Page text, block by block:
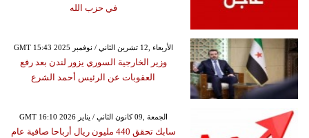
في حزب الله
GMT 15:43 2025 الأربعاء ,12 تشرين الثاني / نوفمبر
وزير الخارجية السوري يزور لندن بعد رفع
العقوبات عن الرئيس أحمد الشرع
GMT 16:10 2026 الجمعة ,09 كانون الثاني / يناير
سابك تحقق 440 مليون ريال أرباحا صافية عام